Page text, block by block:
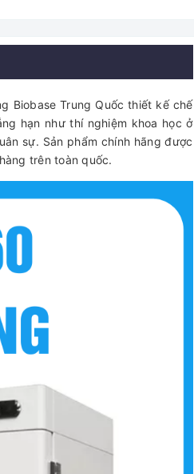
Biobase Trung Quốc thiết kế chế
hạn như thí nghiệm khoa học ở
sự. Sản phẩm chính hãng được
trên toàn quốc.